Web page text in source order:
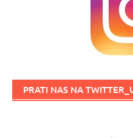
PRATI NAS NA